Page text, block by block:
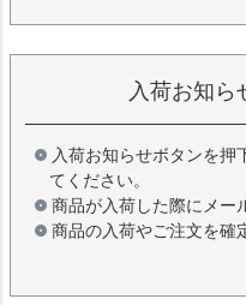
入荷お知ら
入荷お知らせボタンを押
てください。
商品が入荷した際にメー
商品の入荷やご注文を確